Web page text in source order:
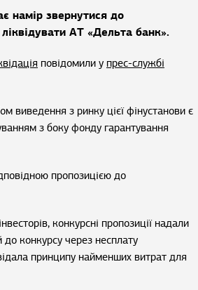
намір звернутися до
АТ «Дельта банк».
повідомили у прес-службі
з ринку цієї фінустанови є
з боку фонду гарантування
пропозицією до
конкурсні пропозиції надали
конкурсу через несплату
принципу найменших витрат для